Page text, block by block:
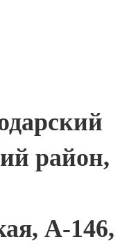
район,
А-146,